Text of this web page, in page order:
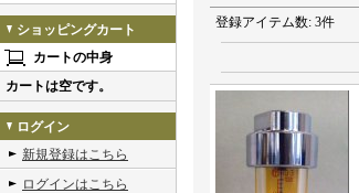
ショッピングカート
カートの中身
カートは空です。
ログイン
新規登録はこちら
ログインはこちら
登録アイテム数: 3件